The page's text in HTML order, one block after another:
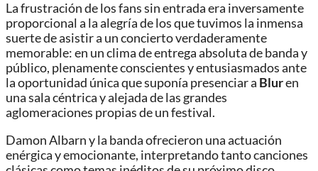
La frustración de los fans sin entrada era inversamente
proporcional a la alegría de los que tuvimos la inmensa
suerte de asistir a un concierto verdaderamente
memorable: en un clima de entrega absoluta de banda y
público, plenamente conscientes y entusiasmados ante
la oportunidad única que suponía presenciar a Bluren
una sala céntrica y alejada de las grandes
aglomeraciones propias de un festival.
Damon Albarn y la banda ofrecieron una actuación
enérgica y emocionante, interpretando tanto canciones